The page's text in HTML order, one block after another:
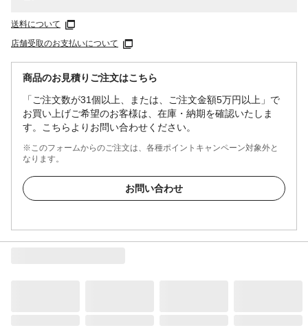
送料について
店舗受取のお支払いについて
商品のお見積りご注文はこちら
「ご注文数が31個以上、または、ご注文金額5万円以上」で
お買い上げご希望のお客様は、在庫・納期を確認いたしま
す。こちらよりお問い合わせください。
※このフォームからのご注文は、各種ポイントキャンペーン対象外と
なります。
お問い合わせ